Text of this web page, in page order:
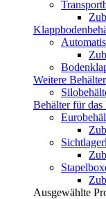
Weitere Behälter
Behälter für das
Ausgewählte